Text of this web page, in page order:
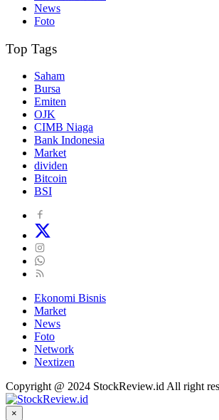
News
Foto
Top Tags
Saham
Bursa
Emiten
OJK
CIMB Niaga
Bank Indonesia
Market
dividen
Bitcoin
BSI
Ekonomi Bisnis
Market
News
Foto
Network
Nextizen
Copyright @ 2024 StockReview.id All right
×